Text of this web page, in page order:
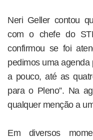
Neri Geller contou
com o chefe do
confirmou se foi
pedimos uma agenda
a pouco, até as
para o Pleno”. Na
qualquer menção a
Em diversos